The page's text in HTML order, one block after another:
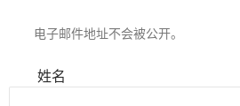
电子邮件地址不会被公开。
姓名